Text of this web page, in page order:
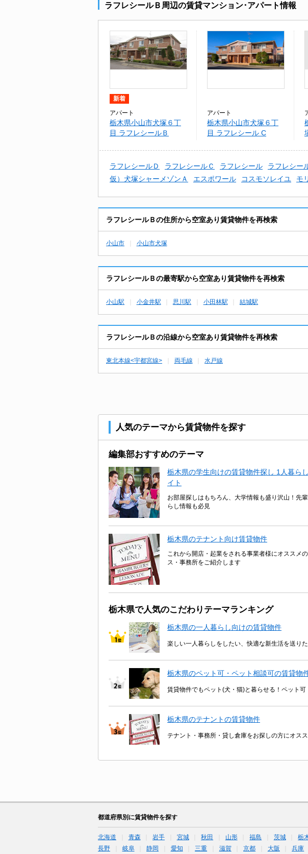
ラフレシールＢ周辺の賃貸マンション･アパート情報
新着
アパート
栃木県小山市犬塚６丁
目 ラフレシールＢ
アパート
栃木県小山市犬塚６丁
目 ラフレシール C
ラフレシールＤ ラフレシールＣ ラフレシール ラフレシー
仮）犬塚シャーメゾンＡ
エスポワール コスモソレイユ モ
ラフレシールＢの住所から空室あり賃貸物件を再検索
小山市 小山市犬塚
ラフレシールＢの最寄駅から空室あり賃貸物件を再検索
小山駅 小金井駅 思川駅 小田林駅 結城駅
ラフレシールＢの沿線から空室あり賃貸物件を再検索
東北本線<宇都宮線> 両毛線 水戸線
人気のテーマから賃貸物件を探す
編集部おすすめのテーマ
栃木県の学生向けの賃貸物件探し 1人暮ら
イト
お部屋探しはもちろん、大学情報も盛り沢山！先
らし情報も必見
栃木県のテナント向け賃貸物件
これから開店・起業をされる事業者様にオススメ
ス・事務所をご紹介します
栃木県で人気のこだわりテーマランキング
栃木県の一人暮らし向けの賃貸物件
楽しい一人暮らしをしたい、快適な新生活を送り
栃木県のペット可・ペット相談可の賃貸物
賃貸物件でもペット(犬・猫)と暮らせる！ペット可
栃木県のテナントの賃貸物件
テナント・事務所・貸し倉庫をお探しの方にオス
都道府県別に賃貸物件を探す
北海道 青森 岩手 宮城 秋田 山形 福島 茨城 栃
長野
岐阜 静岡 愛知 三重 滋賀 京都 大阪 兵庫